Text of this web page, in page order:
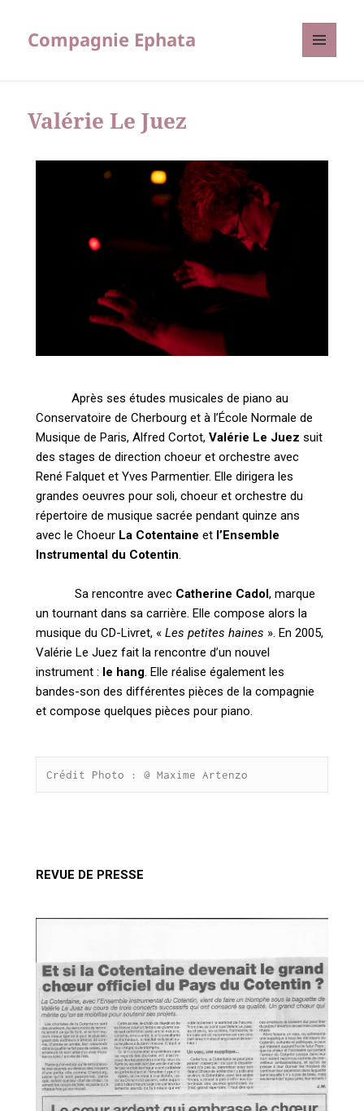
Compagnie Ephata
Valérie Le Juez
Après ses études musicales de piano au
Conservatoire de Cherbourget à l’École Normale de
Musique de Paris, Alfred Cortot,Valérie Le Juezsuit
des stages de direction choeur et orchestre avec
René Falquet et Yves Parmentier.Elle dirigera les
grandes oeuvres pour soli, choeur et orchestre du
répertoire de musique sacrée pendant quinze ans
avec le Choeur La Cotentaine et l’Ensemble
Instrumental du Cotentin.
Sa rencontre avec Catherine Cadol, marque
un tournant dans sa carrière.Elle compose alors la
musique du CD-Livret, «Les petites haines ».En 2005,
Valérie Le Juez fait la rencontre d’un nouvel
instrument : le hang.Elle réalise également les
bandes-son des différentes pièces dela compagnie
et compose quelques pièces pour piano.
Crédit Photo : @ Maxime Artenzo
REVUE DE PRESSE